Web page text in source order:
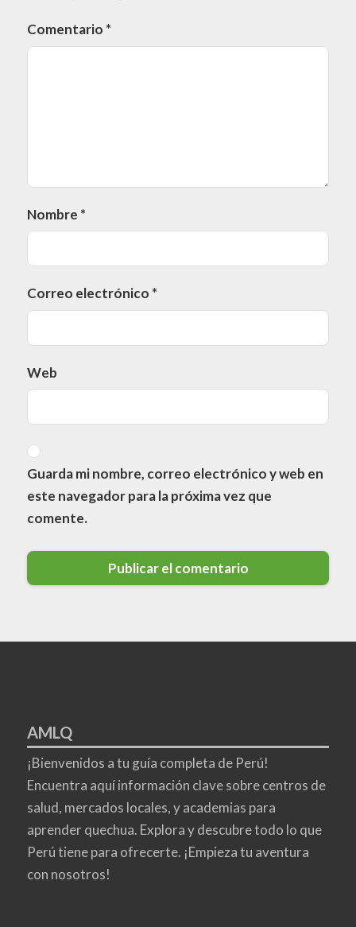
Comentario *
Nombre *
Correo electrónico *
Web
Guarda mi nombre, correo electrónico y web en
este navegador para la próxima vez que
comente.
AMLQ
¡Bienvenidos a tu guía completa de Perú!
Encuentra aquí información clave sobre centros de
salud, mercados locales, y academias para
aprender quechua. Explora y descubre todo lo que
Perú tiene para ofrecerte. ¡Empieza tu aventura
con nosotros!